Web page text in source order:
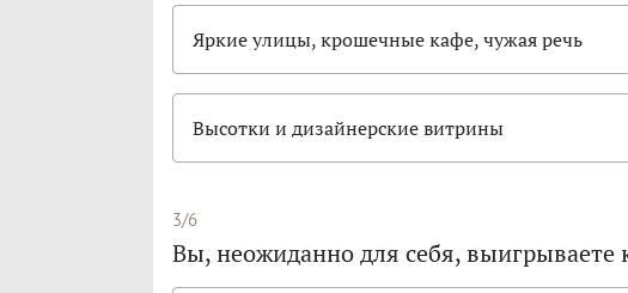
Яркие улицы, крошечные кафе, чужая речь
Высотки и дизайнерские витрины
3/6
Вы, неожиданно для себя,